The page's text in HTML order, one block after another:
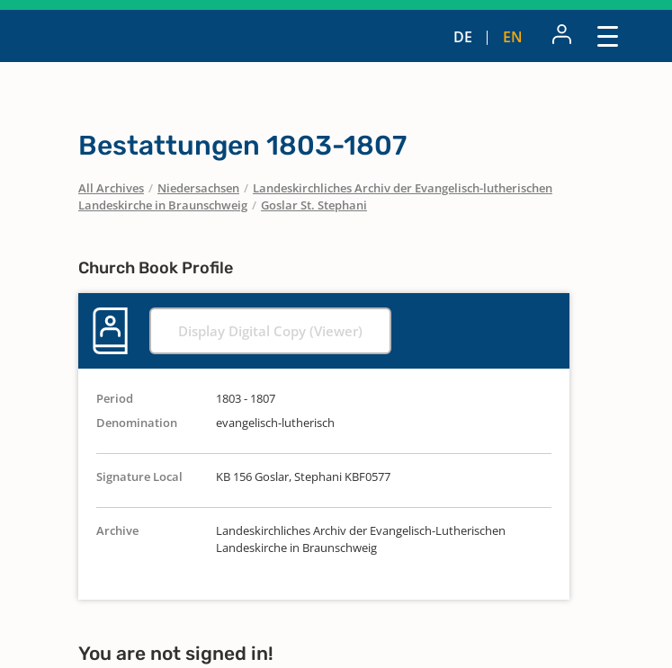
DE EN
Bestattungen 1803-1807
All Archives / Niedersachsen / Landeskirchliches Archiv der Evangelisch-lutherischen
Landeskirche in Braunschweig / Goslar St. Stephani
Church Book Profile
Display Digital Copy (Viewer)
Period
1803 - 1807
Denomination
evangelisch-lutherisch
Signature Local KB 156 Goslar, Stephani KBF0577
Archive
Landeskirchliches Archiv der Evangelisch-Lutherischen
Landeskirche in Braunschweig
You are not signed in!